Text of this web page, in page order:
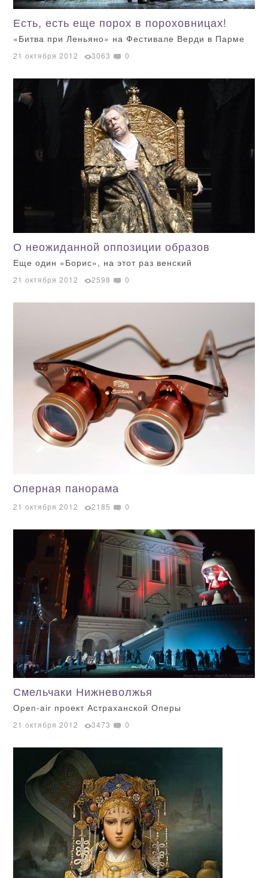
Есть, есть еще порох в пороховницах!
«Битва при Леньяно» на Фестивале Верди в Парме
21 октября 2012 3063 0
О неожиданной оппозиции образов
Еще один «Борис», на этот раз венский
21 октября 2012 2598 0
Оперная панорама
21 октября 2012 2185 0
Смельчаки Нижневолжья
Open-air проект Астраханской Оперы
21 октября 2012 3473 0